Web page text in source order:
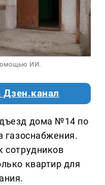
ИИ.
Дзен.канал
дома №14 по
газоснабжения.
сотрудников
квартир для